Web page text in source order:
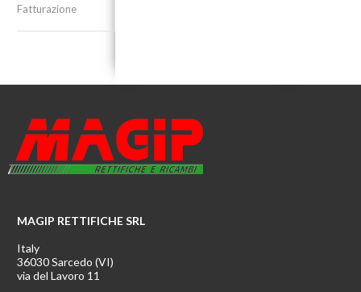
Fatturazione
MAGIP RETTIFICHE SRL
Italy
36030 Sarcedo (VI)
via del Lavoro 11